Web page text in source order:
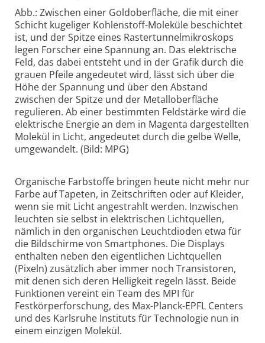
Abb.: Zwischen einer Goldoberfläche, die mit einer
Schicht kugeliger Kohlenstoff-Moleküle beschichtet
ist, und der Spitze eines Rastertunnelmikroskops
legen Forscher eine Spannung an. Das elektrische
Feld, das dabei entsteht und in der Grafik durch die
grauen Pfeile angedeutet wird, lässt sich über die
Höhe der Spannung und über den Abstand
zwischen der Spitze und der Metalloberfläche
regulieren. Ab einer bestimmten Feldstärke wird die
elektrische Energie an dem in Magenta dargestellten
Molekül in Licht, angedeutet durch die gelbe Welle,
umgewandelt. (Bild: MPG)
Organische Farbstoffe bringen heute nicht mehr nur
Farbe auf Tapeten, in Zeitschriften oder auf Kleider,
wenn sie mit Licht angestrahlt werden. Inzwischen
leuchten sie selbst in elektrischen Lichtquellen,
nämlich in den organischen Leuchtdioden etwa für
die Bildschirme von Smartphones. Die Displays
enthalten neben den eigentlichen Lichtquellen
(Pixeln) zusätzlich aber immer noch Transistoren,
mit denen sich deren Helligkeit regeln lässt. Beide
Funktionen vereint ein Team des MPI für
Festkörperforschung, des Max-Planck-EPFL Centers
und des Karlsruhe Instituts für Technologie nun in
einem einzigen Molekül.